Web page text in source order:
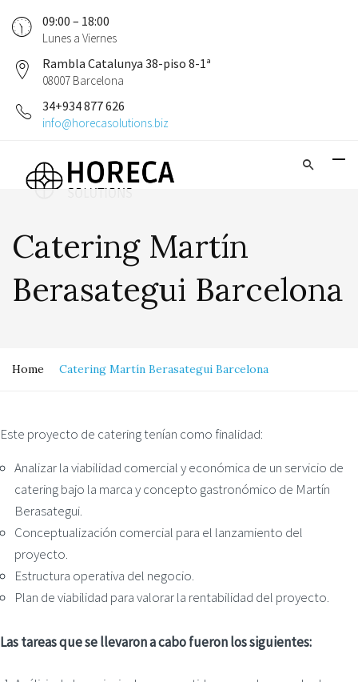
09:00 – 18:00
Lunes a Viernes
Rambla Catalunya 38-piso 8-1ª
08007 Barcelona
34+934 877 626
info@horecasolutions.biz
Catering Martín
Berasategui Barcelona
Home Catering Martín Berasategui Barcelona
Este proyecto de catering tenían como finalidad:
Analizar la viabilidad comercial y económica de un servicio de
catering bajo la marca y concepto gastronómico de Martín
Berasategui.
Conceptualización comercial para el lanzamiento del
proyecto.
Estructura operativa del negocio.
Plan de viabilidad para valorar la rentabilidad del proyecto.
Las tareas que se llevaron a cabo fueron los siguientes: